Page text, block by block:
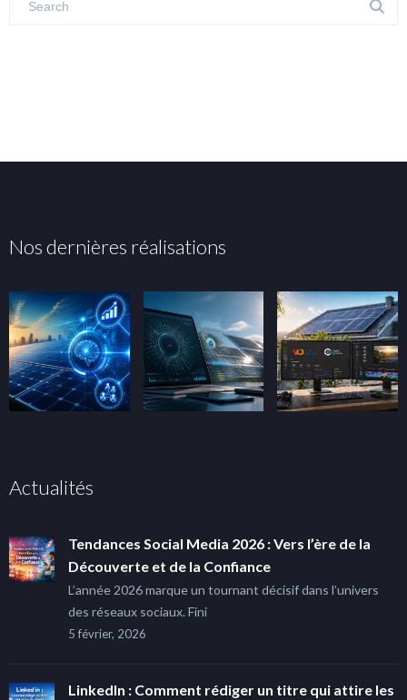
Nos dernières réalisations
Actualités
Tendances Social Media 2026 : Vers l’ère de la
Découverte et de la Confiance
L’année 2026 marque un tournant décisif dans l’univers
des réseaux sociaux. Fini
5 février, 2026
LinkedIn : Comment rédiger un titre qui attire les